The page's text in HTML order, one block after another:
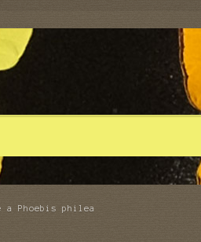
a Phoebis philea